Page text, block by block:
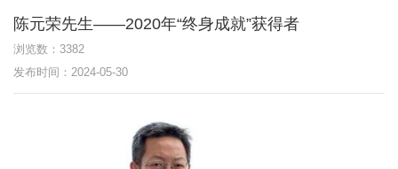
陈元荣先生——2020年“终身成就”获得者
浏览数：3382
发布时间：2024-05-30